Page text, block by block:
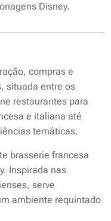
Disney.
compras e
situada entre os
restaurantes para
e italiana até
temáticas.
brasserie francesa
Inspirada nas
serve
ambiente requintado